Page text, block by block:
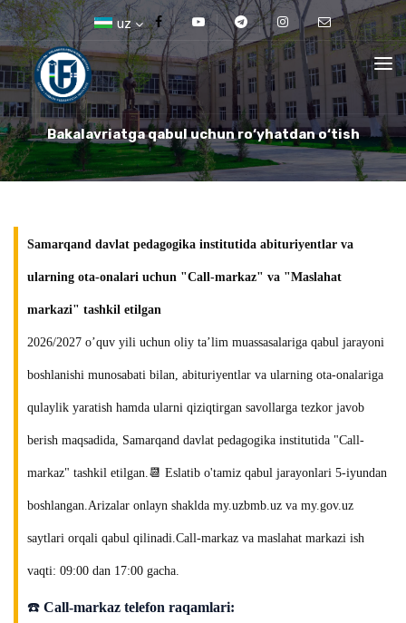
uz
Bakalavriatga qabul uchun ro‘yhatdan o‘tish
Samarqand davlat pedagogika institutida abituriyentlar va
ularning ota-onalari uchun "Call-markaz" va "Maslahat
markazi" tashkil etilgan
2026/2027 o’quv yili uchun oliy ta’lim muassasalariga qabul jarayoni
boshlanishi munosabati bilan, abituriyentlar va ularning ota-onalariga
qulaylik yaratish hamda ularni qiziqtirgan savollarga tezkor javob
berish maqsadida, Samarqand davlat pedagogika institutida "Call-
markaz" tashkil etilgan.📆 Eslatib o'tamiz qabul jarayonlari 5-iyundan
boshlangan.Arizalar onlayn shaklda my.uzbmb.uz va my.gov.uz
saytlari orqali qabul qilinadi.Call-markaz va maslahat markazi ish
vaqti: 09:00 dan 17:00 gacha.
☎️ Call-markaz telefon raqamlari: